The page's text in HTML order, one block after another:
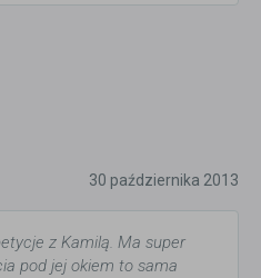
30 października 2013
z Kamilą. Ma super
pod jej okiem to sama